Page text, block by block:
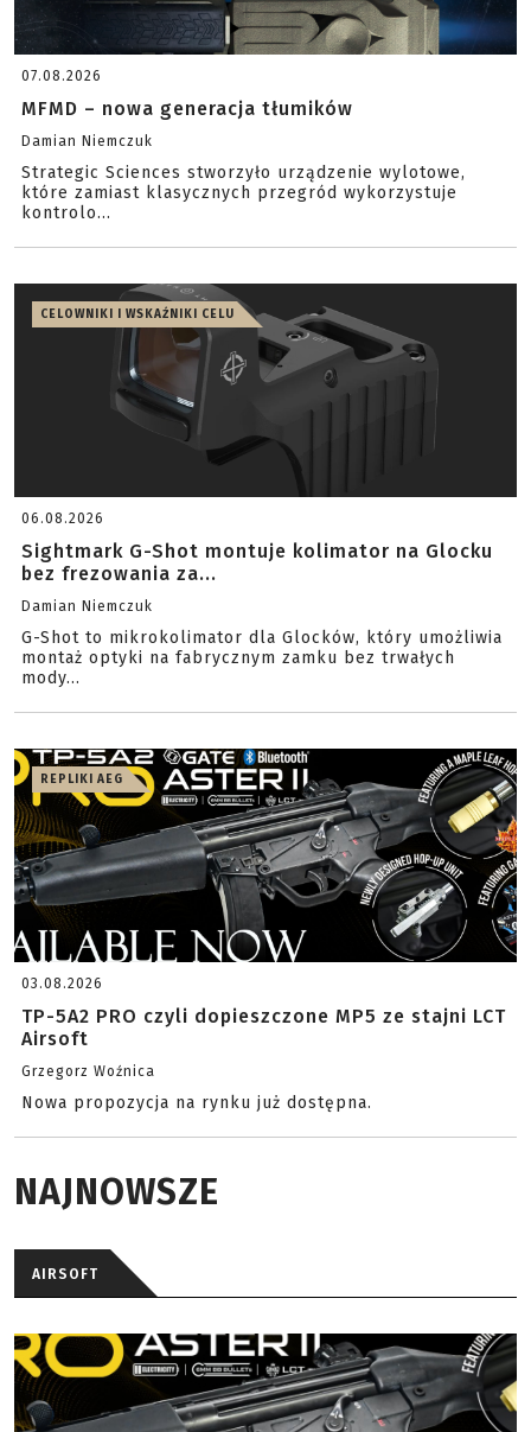
07.08.2026
MFMD – nowa generacja tłumików
Damian Niemczuk
Strategic Sciences stworzyło urządzenie wylotowe,
które zamiast klasycznych przegród wykorzystuje
kontrolo...
CELOWNIKI I WSKAŹNIKI CELU
06.08.2026
Sightmark G-Shot montuje kolimator na Glocku
bez frezowania za...
Damian Niemczuk
G-Shot to mikrokolimator dla Glocków, który umożliwia
montaż optyki na fabrycznym zamku bez trwałych
mody...
REPLIKI AEG
03.08.2026
TP-5A2 PRO czyli dopieszczone MP5 ze stajni LCT
Airsoft
Grzegorz Woźnica
Nowa propozycja na rynku już dostępna.
NAJNOWSZE
AIRSOFT